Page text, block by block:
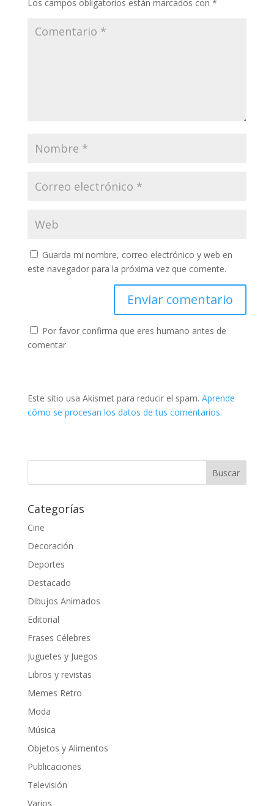
Los campos obligatorios están marcados con *
Guarda mi nombre, correo electrónico y web en
este navegador para la próxima vez que comente.
Por favor confirma que eres humano antes de
comentar
Este sitio usa Akismet para reducir el spam. Aprende
cómo se procesan los datos de tus comentarios.
Categorías
Cine
Decoración
Deportes
Destacado
Dibujos Animados
Editorial
Frases Célebres
Juguetes y Juegos
Libros y revistas
Memes Retro
Moda
Música
Objetos y Alimentos
Publicaciones
Televisión
Varios